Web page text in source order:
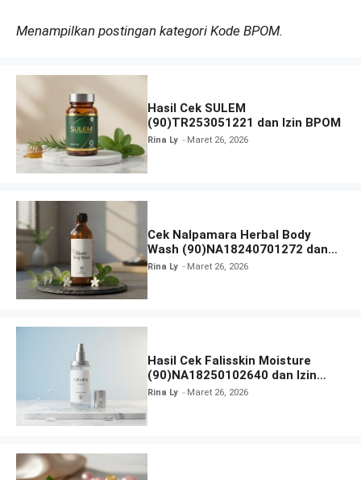
Menampilkan postingan kategori Kode BPOM.
Hasil Cek SULEM
(90)TR253051221 dan Izin BPOM
Rina Ly Maret 26, 2026
Cek Nalpamara Herbal Body
Wash (90)NA18240701272 dan
Izin Bpom
Rina Ly Maret 26, 2026
Hasil Cek Falisskin Moisture
(90)NA18250102640 dan Izin
BPOM
Rina Ly Maret 26, 2026